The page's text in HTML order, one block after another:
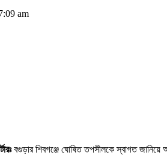
am
বগুড়ার শিবগঞ্জে ঘোষিত তপসীলকে স্বাগত